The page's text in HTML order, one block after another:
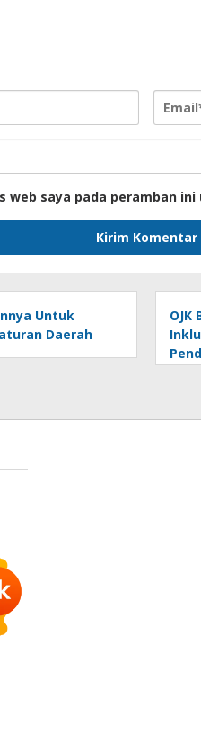
web saya pada peramban
Untuk
Daerah